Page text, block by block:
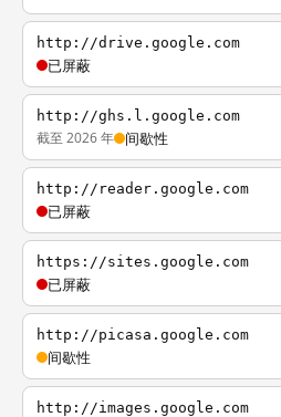
http://drive.google.com
已屏蔽
http://ghs.l.google.com
截至 2026 年 间歇性
http://reader.google.com
已屏蔽
https://sites.google.com
已屏蔽
http://picasa.google.com
间歇性
http://images.google.com